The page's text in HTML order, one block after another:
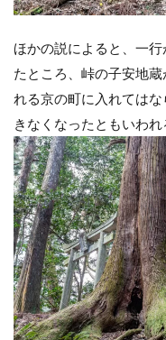
ほかの説によると、一
たところ、峠の子安地
れる京の町に入れては
きなくなったともいわれ